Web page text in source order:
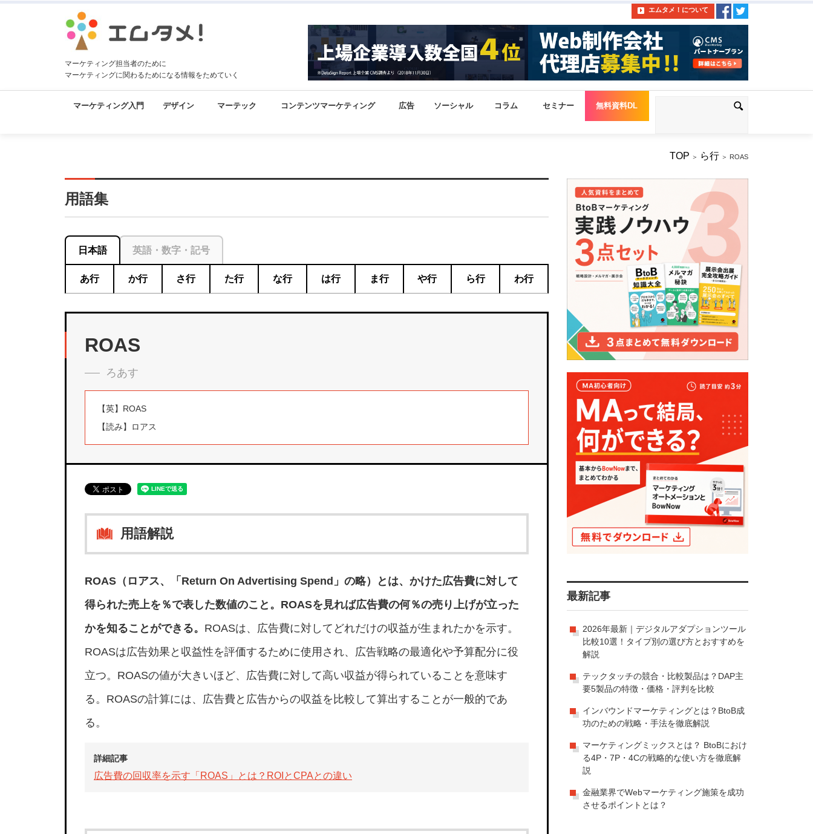
エムタメ！について
マーケティング担当者のために
マーケティングに関わるためになる情報をためていく
マーケティング入門 デザイン マーテック コンテンツマーケティング 広告 ソーシャル コラム セミナー 無料資料DL
TOP ＞ ら行 ＞ ROAS
用語集
日本語 英語・数字・記号
あ行 か行 さ行 た行 な行 は行 ま行 や行 ら行 わ行
ROAS
ろあす
【英】 ROAS
【読み】
ロアス
用語解説
ROAS（ロアス、「Return On Advertising Spend」の略）とは、かけた広告費に対して
得られた売上を％で表した数値のこと。ROASを見れば広告費の何％の売り上げが立った
かを知ることができる。 ROASは、広告費に対してどれだけの収益が生まれたかを示す。
ROASは広告効果と収益性を評価するために使用され、広告戦略の最適化や予算配分に役
立つ。ROASの値が大きいほど、広告費に対して高い収益が得られていることを意味す
る。ROASの計算には、広告費と広告からの収益を比較して算出することが一般的であ
る。
詳細記事
広告費の回収率を示す「ROAS」とは？ROIとCPAとの違い
最新記事
2026年最新｜デジタルアダプションツール
比較10選！タイプ別の選び方とおすすめを
解説
テックタッチの競合・比較製品は？DAP主
要5製品の特徴・価格・評判を比較
インバウンドマーケティングとは？BtoB成
功のための戦略・手法を徹底解説
マーケティングミックスとは？ BtoBにおけ
る4P・7P・4Cの戦略的な使い方を徹底解
説
金融業界でWebマーケティング施策を成功
させるポイントとは？